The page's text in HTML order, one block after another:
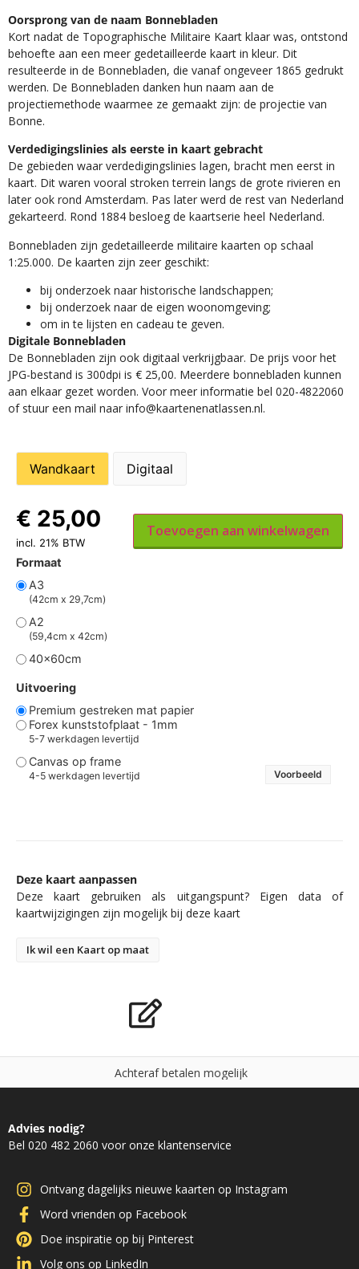
Oorsprong van de naam Bonnebladen
Kort nadat de Topographische Militaire Kaart klaar was, ontstond
behoefte aan een meer gedetailleerde kaart in kleur. Dit
resulteerde in de Bonnebladen, die vanaf ongeveer 1865 gedrukt
werden. De Bonnebladen danken hun naam aan de
projectiemethode waarmee ze gemaakt zijn: de projectie van
Bonne.
Verdedigingslinies als eerste in kaart gebracht
De gebieden waar verdedigingslinies lagen, bracht men eerst in
kaart. Dit waren vooral stroken terrein langs de grote rivieren en
later ook rond Amsterdam. Pas later werd de rest van Nederland
gekarteerd. Rond 1884 besloeg de kaartserie heel Nederland.
Bonnebladen zijn gedetailleerde militaire kaarten op schaal
1:25.000. De kaarten zijn zeer geschikt:​
​bij onderzoek naar historische landschappen;
bij onderzoek naar de eigen woonomgeving;
om in te lijsten en cadeau te geven.
Digitale Bonnebladen
De Bonnebladen zijn ook digitaal verkrijgbaar. De prijs voor het
JPG-bestand is 300dpi is € 25,00. Meerdere bonnebladen kunnen
aan elkaar gezet worden. Voor meer informatie bel 020-4822060
of stuur een mail naar info@kaartenenatlassen.nl.
Wandkaart Digitaal
Formaat
A3
(42cm x 29,7cm)
A2
(59,4cm x 42cm)
40x60cm
Uitvoering
Premium gestreken mat papier
Forex kunststofplaat - 1mm
5-7 werkdagen levertijd
Canvas op frame
4-5 werkdagen levertijd Voorbeeld
€ 25,00
incl. 21% BTW
Toevoegen aan winkelwagen
Deze kaart aanpassen
Deze kaart gebruiken als uitgangspunt? Eigen data of
kaartwijzigingen zijn mogelijk bij deze kaart
Ik wil een Kaart op maat
Achteraf betalen mogelijk
Advies nodig?
Bel 020 482 2060 voor onze klantenservice
Ontvang dagelijks nieuwe kaarten op Instagram
Word vrienden op Facebook
Doe inspiratie op bij Pinterest
Volg ons op LinkedIn